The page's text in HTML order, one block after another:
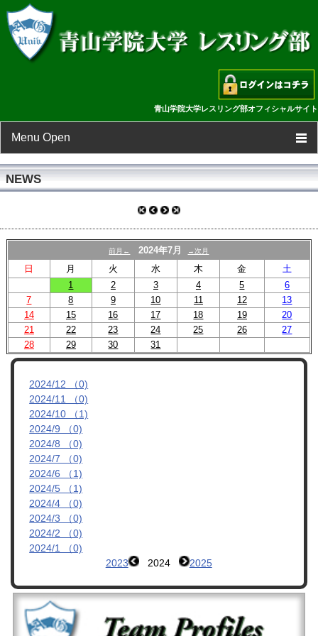
青山学院大学レスリング部オフィシャルサイト
Menu Open
TOP
スケジュール
選手一覧
フォトギャラリー
管理者ブログ
OBへのお知らせ
リンク集
NEWS
前月← 2024年7月 →次月
日 月 火 水 木 金
土
1
2 3 4 5
6
7
8 9 10 11 12
13
14
15 16 17 18 19
20
21
22 23 24 25 26
27
28
29 30 31
2024/12 （0)
2024/11 （0)
2024/10 （1)
2024/9 （0)
2024/8 （0)
2024/7 （0)
2024/6 （1)
2024/5 （1)
2024/4 （0)
2024/3 （0)
2024/2 （0)
2024/1 （0)
2023
2024 2025